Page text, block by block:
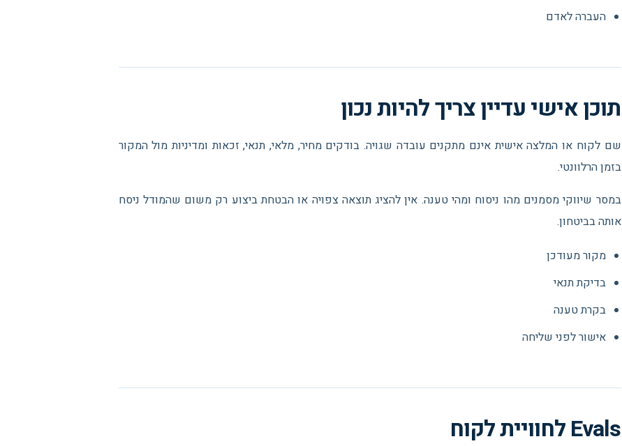
העברה לאדם
תוכן אישי עדיין צריך להיות נכון
שם לקוח או המלצה אישית אינם מתקנים עובדה שגויה. בודקים מחיר, מלאי, תנאי, זכאות ומדיניות מול המקור
בזמן הרלוונטי.
במסר שיווקי מסמנים מהו ניסוח ומהי טענה. אין להציג תוצאה צפויה או הבטחת ביצוע רק משום שהמודל ניסח
אותה בביטחון.
מקור מעודכן
בדיקת תנאי
בקרת טענה
אישור לפני שליחה
Evals לחוויית לקוח